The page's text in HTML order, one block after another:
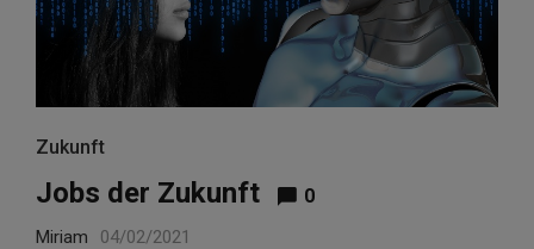
Zukunft
Jobs der Zukunft 0
Miriam 04/02/2021